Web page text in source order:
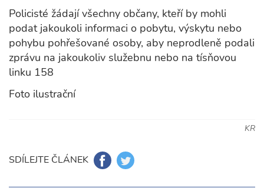
Policisté žádají všechny občany, kteří by mohli
podat jakoukoli informaci o pobytu, výskytu nebo
pohybu pohřešované osoby, aby neprodleně podali
zprávu na jakoukoliv služebnu nebo na tísňovou
linku 158
Foto ilustrační
KR
SDÍLEJTE ČLÁNEK